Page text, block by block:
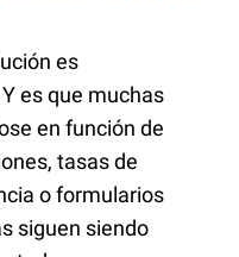
es
es que muchas
en función de
tasas de
o formularios
siguen siendo